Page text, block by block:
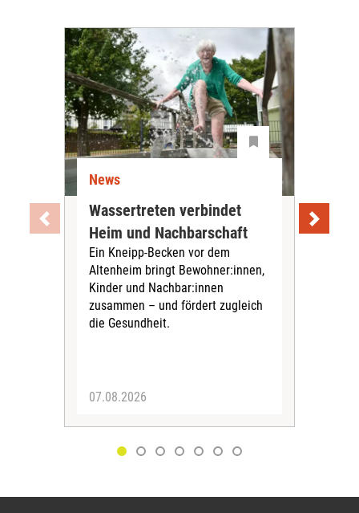
News
Wassertreten verbindet
Heim und Nachbarschaft
Ein Kneipp-Becken vor dem
Altenheim bringt Bewohner:innen,
Kinder und Nachbar:innen
zusammen – und fördert zugleich
die Gesundheit.
07.08.2026